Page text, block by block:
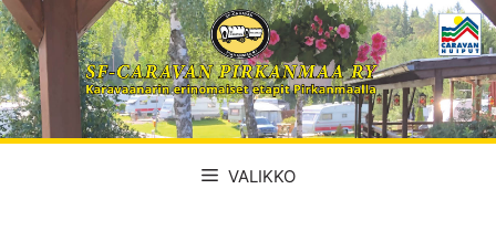
Siirry
sisältöön
VALIKKO